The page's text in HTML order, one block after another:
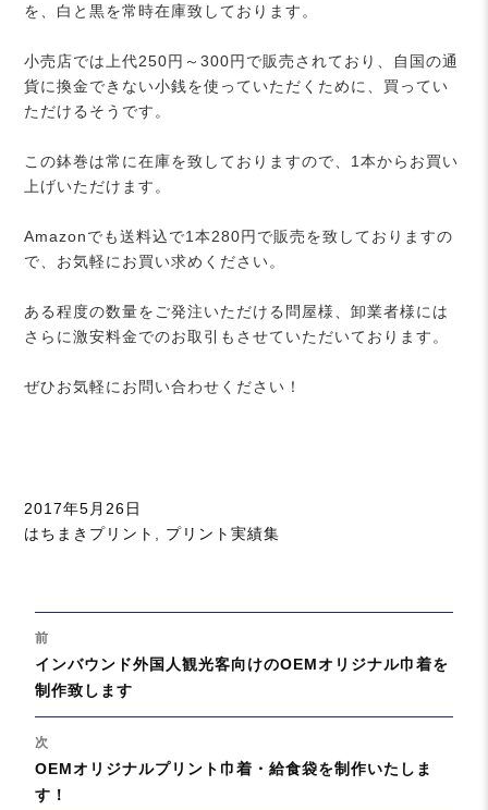
を、白と黒を常時在庫致しております。
小売店では上代250円～300円で販売されており、自国の通
貨に換金できない小銭を使っていただくために、買ってい
ただけるそうです。
この鉢巻は常に在庫を致しておりますので、1本からお買い
上げいただけます。
Amazonでも送料込で1本280円で販売を致しておりますの
で、お気軽にお買い求めください。
ある程度の数量をご発注いただける問屋様、卸業者様には
さらに激安料金でのお取引もさせていただいております。
ぜひお気軽にお問い合わせください！
投
稿
2017年5月26日
カ
リ
ー
はちまきプリント , プリント実績集
稿
ナ
ビ
ゲ
ー
シ
ョ
前
過
去
の
投
稿:
インバウンド外国人観光客向けのOEMオリジナル巾着を
制作致します
次
次
の
OEMオリジナルプリント巾着・給食袋を制作いたしま
す！